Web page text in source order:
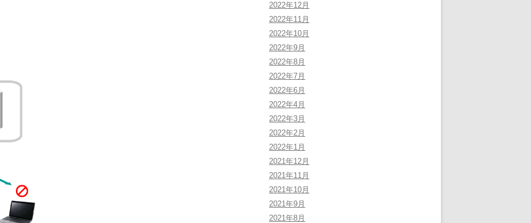
2022年12月
2022年11月
2022年10月
2022年9月
2022年8月
2022年7月
2022年6月
2022年4月
2022年3月
2022年2月
2022年1月
2021年12月
2021年11月
2021年10月
2021年9月
2021年8月